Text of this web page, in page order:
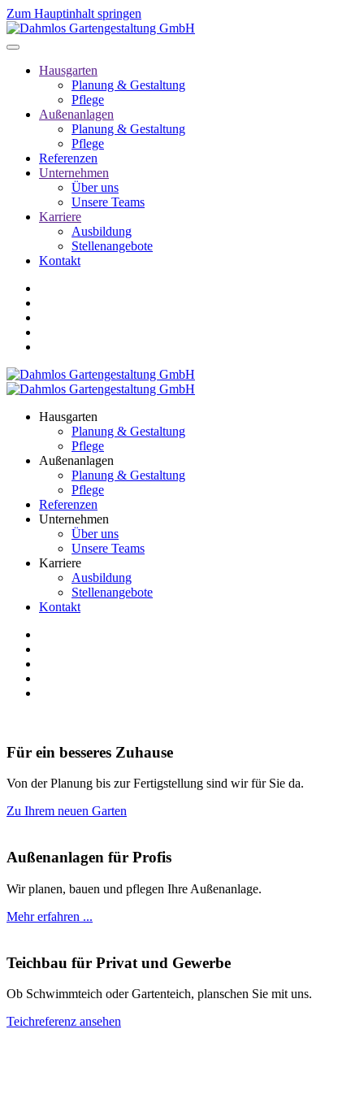
Zum Hauptinhalt springen
Hausgarten
Planung & Gestaltung
Pflege
Außenanlagen
Planung & Gestaltung
Pflege
Referenzen
Unternehmen
Über uns
Unsere Teams
Karriere
Ausbildung
Stellenangebote
Kontakt
Hausgarten
Planung & Gestaltung
Pflege
Außenanlagen
Planung & Gestaltung
Pflege
Referenzen
Unternehmen
Über uns
Unsere Teams
Karriere
Ausbildung
Stellenangebote
Kontakt
Für ein besseres Zuhause
Von der Planung bis zur Fertigstellung sind wir für Sie da.
Zu Ihrem neuen Garten
Außenanlagen für Profis
Wir planen, bauen und pflegen Ihre Außenanlage.
Mehr erfahren ...
Teichbau für Privat und Gewerbe
Ob Schwimmteich oder Gartenteich, planschen Sie mit uns.
Teichreferenz ansehen